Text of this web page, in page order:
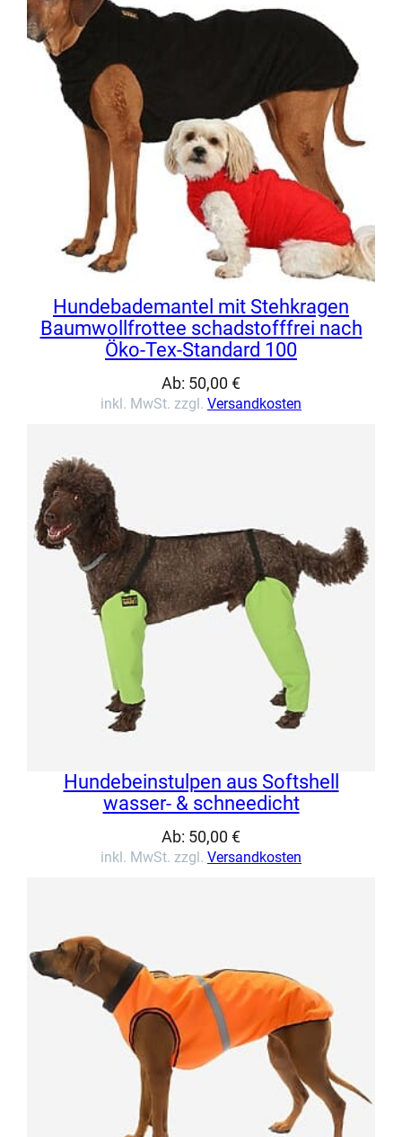
Hundebademantel mit Stehkragen
Baumwollfrottee schadstofffrei nach
Öko-Tex-Standard 100
Ab: 50,00 €
inkl. MwSt. zzgl. Versandkosten
Hundebeinstulpen aus Softshell
wasser- & schneedicht
Ab: 50,00 €
inkl. MwSt. zzgl. Versandkosten